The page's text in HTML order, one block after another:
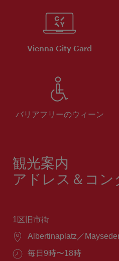
Vienna City Card
バリアフリーのウィーン
観光案内
アドレス＆コン
1区旧市街
場
Albertinaplatz／
営
毎日9時〜18時